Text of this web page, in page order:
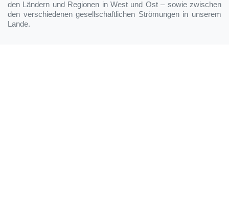
den Ländern und Regionen in West und Ost – sowie zwischen
den verschiedenen gesellschaftlichen Strömungen in unserem
Lande.